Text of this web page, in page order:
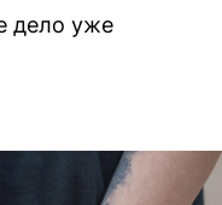
дело уже